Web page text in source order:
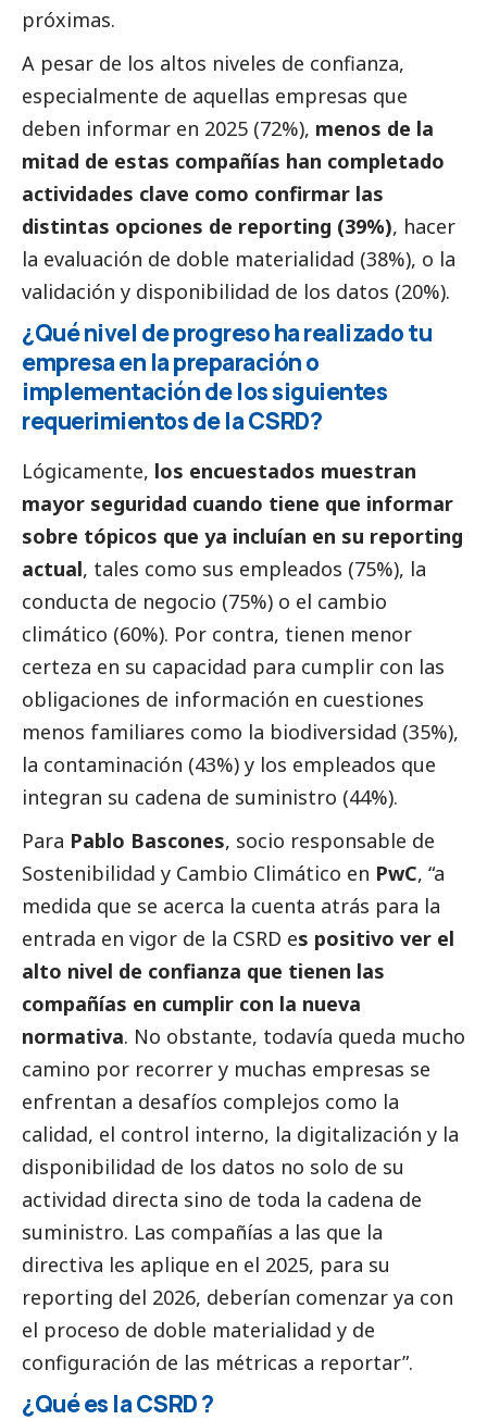
próximas.
A pesar de los altos niveles de confianza,
especialmente de aquellas empresas que
deben informar en 2025 (72%), menos de la
mitad de estas compañías han completado
actividades clave como confirmar las
distintas opciones de reporting (39%), hacer
la evaluación de doble materialidad (38%), o la
validación y disponibilidad de los datos (20%).
¿Qué nivel de progreso ha realizado tu
empresa en la preparación o
implementación de los siguientes
requerimientos de la CSRD?
Lógicamente, los encuestados muestran
mayor seguridad cuando tiene que informar
sobre tópicos que ya incluían en su reporting
actual, tales como sus empleados (75%), la
conducta de negocio (75%) o el cambio
climático (60%). Por contra, tienen menor
certeza en su capacidad para cumplir con las
obligaciones de información en cuestiones
menos familiares como la biodiversidad (35%),
la contaminación (43%) y los empleados que
integran su cadena de suministro (44%).
Para Pablo Bascones, socio responsable de
Sostenibilidad y Cambio Climático en PwC, “a
medida que se acerca la cuenta atrás para la
entrada en vigor de la CSRD es positivo ver el
alto nivel de confianza que tienen las
compañías en cumplir con la nueva
normativa. No obstante, todavía queda mucho
camino por recorrer y muchas empresas se
enfrentan a desafíos complejos como la
calidad, el control interno, la digitalización y la
disponibilidad de los datos no solo de su
actividad directa sino de toda la cadena de
suministro. Las compañías a las que la
directiva les aplique en el 2025, para su
reporting del 2026, deberían comenzar ya con
el proceso de doble materialidad y de
configuración de las métricas a reportar”.
¿Qué es la CSRD ?